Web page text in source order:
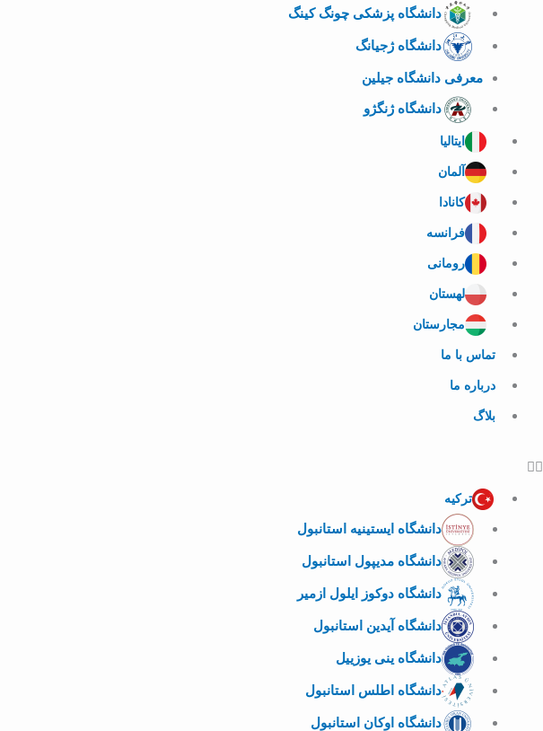
دانشگاه پزشکی چونگ کینگ
دانشگاه ژجیانگ
معرفی دانشگاه جیلین
دانشگاه ژنگژو
ایتالیا
آلمان
کانادا
فرانسه
رومانی
لهستان
مجارستان
تماس با ما
درباره ما
بلاگ
ترکیه
دانشگاه ایستینیه استانبول
دانشگاه مدیپول استانبول
دانشگاه دوکوز ایلول ازمیر
دانشگاه آیدین استانبول
دانشگاه ینی یوزییل
دانشگاه اطلس استانبول
دانشگاه اوکان استانبول